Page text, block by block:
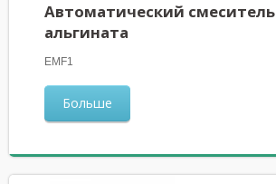
Автоматический смеситель
альгината
EMF1
Больше